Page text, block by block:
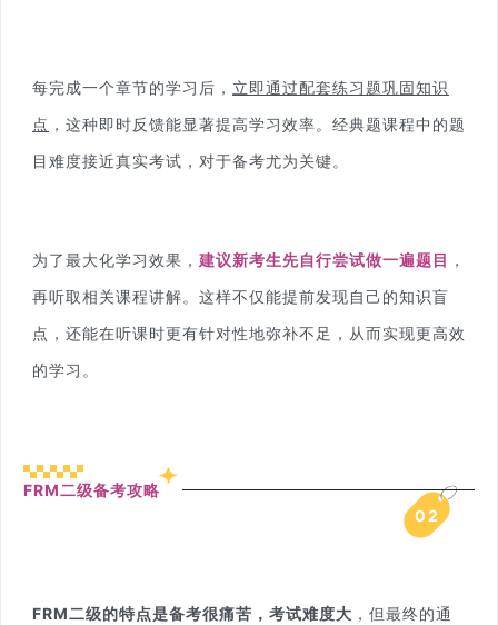
每完成一个章节的学习后， 立即通过配套练习题巩固知识
点 ，这种即时反馈能显著提高学习效率。经典题课程中的题
目难度接近真实考试，对于备考尤为关键。
为了最大化学习效果， 建议新考生先自行尝试做一遍题目 ，
再听取相关课程讲解。这样不仅能提前发现自己的知识盲
点，还能在听课时更有针对性地弥补不足，从而实现更高效
的学习。
FRM二级备考攻略
02
FRM二级的特点是备考很痛苦，考试难度大 ，但最终的通